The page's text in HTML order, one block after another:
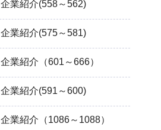
企業紹介(558～562)
企業紹介(575～581)
企業紹介（601～666）
企業紹介(591～600)
企業紹介（1086～1088）